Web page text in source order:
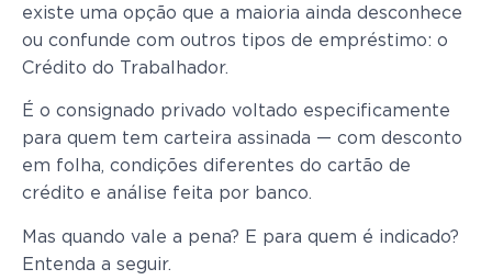
existe uma opção que a maioria ainda desconhece
ou confunde com outros tipos de empréstimo: o
Crédito do Trabalhador.
É o consignado privado voltado especificamente
para quem tem carteira assinada — com desconto
em folha, condições diferentes do cartão de
crédito e análise feita por banco.
Mas quando vale a pena? E para quem é indicado?
Entenda a seguir.